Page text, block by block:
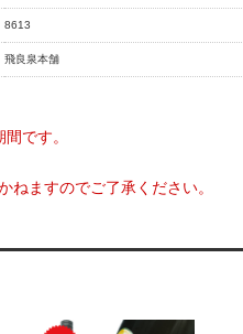
8613
飛良泉本舗
です。
ますのでご了承ください。